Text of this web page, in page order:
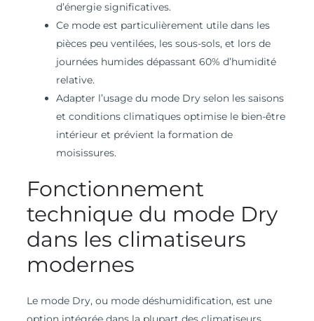
d’énergie significatives.
Ce mode est particulièrement utile dans les
pièces peu ventilées, les sous-sols, et lors de
journées humides dépassant 60% d’humidité
relative.
Adapter l’usage du mode Dry selon les saisons
et conditions climatiques optimise le bien-être
intérieur et prévient la formation de
moisissures.
Fonctionnement
technique du mode Dry
dans les climatiseurs
modernes
Le mode Dry, ou mode déshumidification, est une